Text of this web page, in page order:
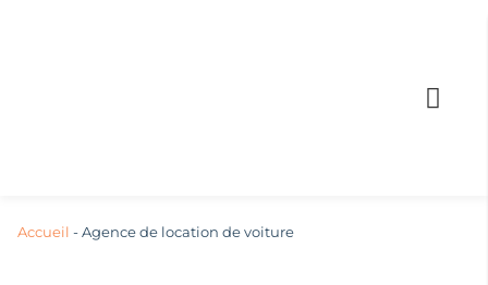
Accueil -Agence de location de voiture